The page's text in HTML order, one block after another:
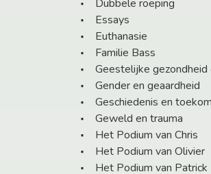
Dubbele roeping
Essays
Euthanasie
Familie Bass
Geestelijke
Gender en geaardheid
Geschiedenis en
Geweld en trauma
Het Podium van Chris
Het Podium van Olivier
Het Podium van Patrick